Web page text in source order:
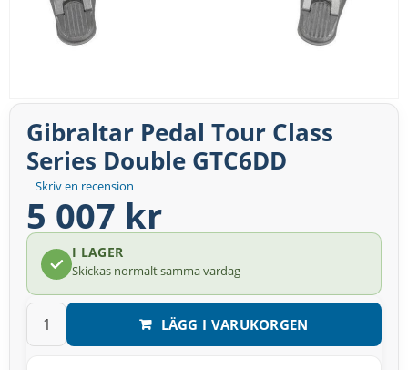
Skriv en recension
Gibraltar Pedal Tour Class
Series Double GTC6DD
5 007 kr
I LAGER
Skickas normalt samma vardag
LÄGG I VARUKORGEN